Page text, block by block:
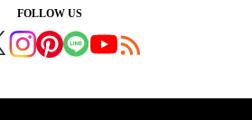
FOLLOW US